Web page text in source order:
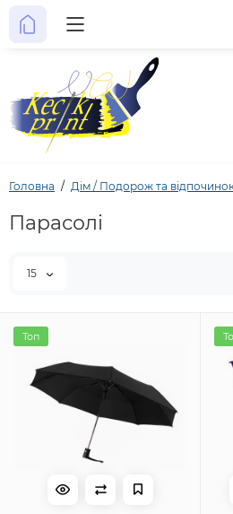
Головна Дім / Подорож та
Парасолі
15
Топ